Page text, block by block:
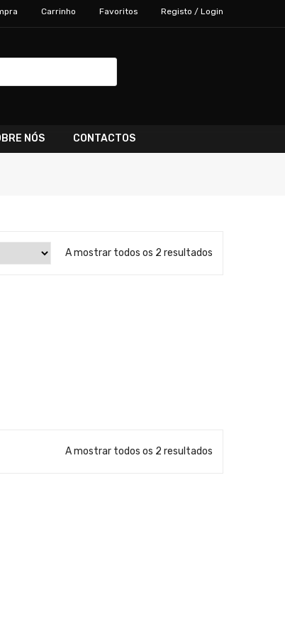
Carrinho Favoritos Registo / Login
NÓS CONTACTOS
A mostrar todos os 2 resultados
A mostrar todos os 2 resultados